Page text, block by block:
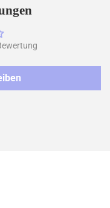
pinnen